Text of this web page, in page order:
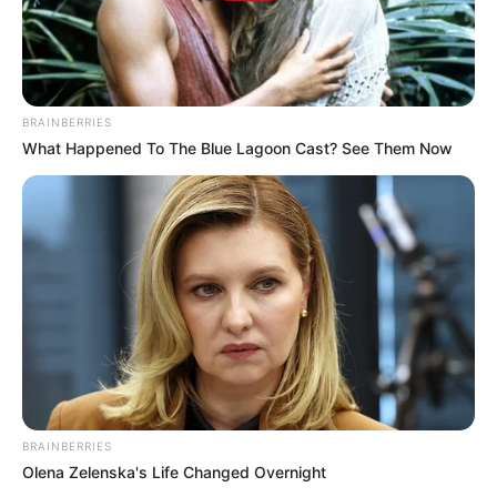
BRAINBERRIES
What Happened To The Blue Lagoon Cast? See Them Now
BRAINBERRIES
Olena Zelenska's Life Changed Overnight